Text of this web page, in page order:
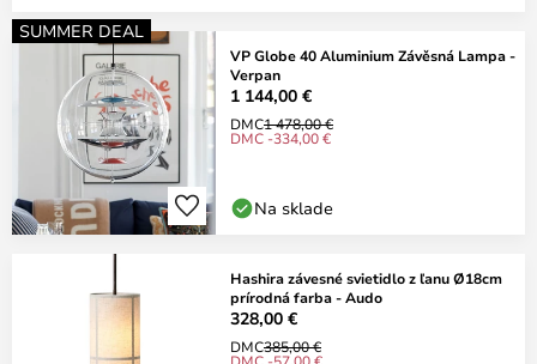
SUMMER DEAL
VP Globe 40 Aluminium Závěsná Lampa -
Verpan
1 144,00 €
DMC1 478,00 €
DMC -334,00 €
Na sklade
Hashira závesné svietidlo z ľanu Ø18cm
prírodná farba - Audo
328,00 €
DMC385,00 €